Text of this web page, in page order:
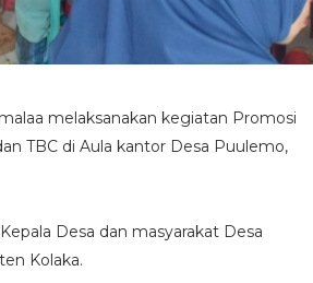
melaksanakan kegiatan Promosi
TBC di Aula kantor Desa Puulemo,
Desa dan masyarakat Desa
Kolaka.